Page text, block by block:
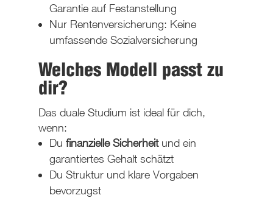
Garantie auf Festanstellung
Nur Rentenversicherung: Keine
umfassende Sozialversicherung
Welches Modell passt zu
dir?
Das duale Studium ist ideal für dich,
wenn:
Du finanzielle Sicherheitund ein
garantiertes Gehalt schätzt
Du Struktur und klare Vorgaben
bevorzugst